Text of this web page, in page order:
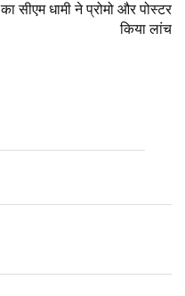
का सीएम धामी ने प्रोमो और पोस्टर
किया लांच